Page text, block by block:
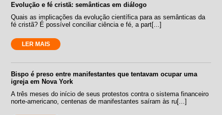
Evolução e fé cristã: semânticas em diálogo
Quais as implicações da evolução científica para as semânticas da
fé cristã? É possível conciliar ciência e fé, a part[...]
LER MAIS
Bispo é preso entre manifestantes que tentavam ocupar uma
igreja em Nova York
A três meses do início de seus protestos contra o sistema financeiro
norte-americano, centenas de manifestantes saíram às ru[...]